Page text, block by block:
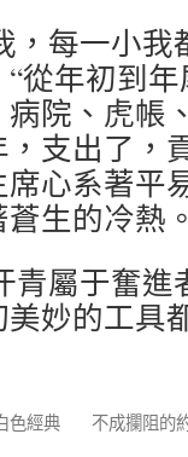
，每一小我
從年初到
病院、虎帳
支出了，
心系著平
生的冷熱
青屬于奮進
妙的工具
色經典 不成攔阻的